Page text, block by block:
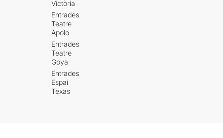
Victòria
Entrades
Teatre
Apolo
Entrades
Teatre
Goya
Entrades
Espai
Texas